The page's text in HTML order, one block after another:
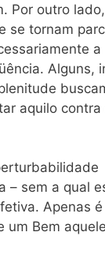
Por outro lado,
se tornam
a
Alguns,
aquilo contra
– sem a qual
Apenas é
um Bem